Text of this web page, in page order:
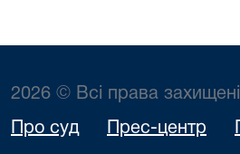
2026 © Всі права захищені
Про суд Прес-центр